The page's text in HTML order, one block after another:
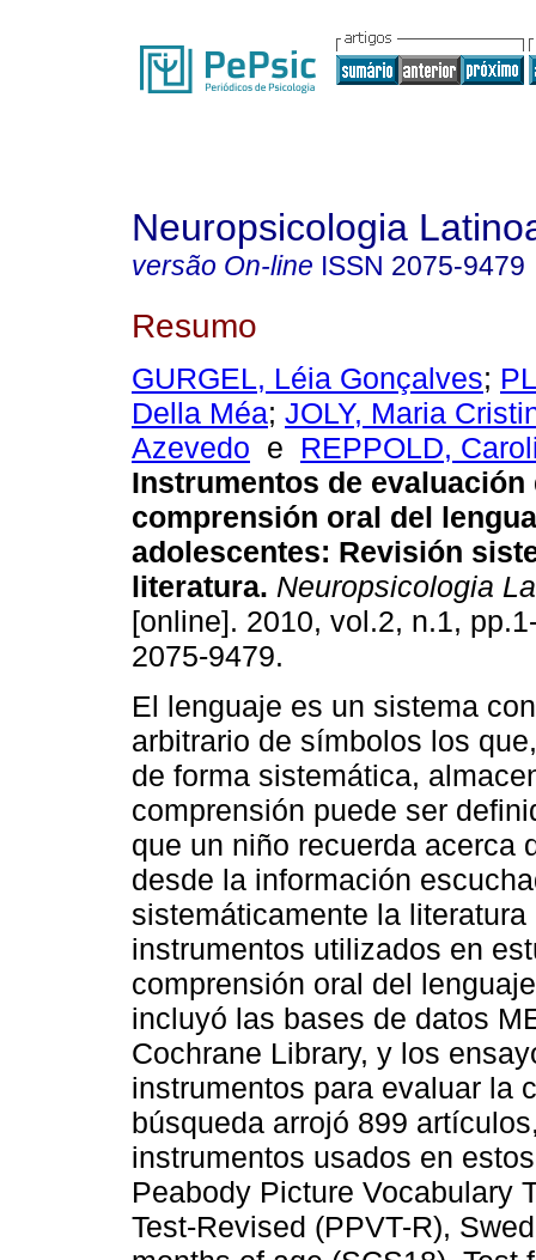
Neuropsicologia
versão On-line ISSN 2075-9479
Resumo
GURGEL, Léia Gonçalves;
Della Méa; JOLY, Maria
Azevedo e REPPOLD,
Instrumentos de evaluación
comprensión oral del
adolescentes: Revisión
literatura. Neuropsicologia
[online]. 2010, vol.2, n.1,
2075-9479.
El lenguaje es un sistema
arbitrario de símbolos los
de forma sistemática,
comprensión puede ser
que un niño recuerda acerca
desde la información
sistemáticamente la
instrumentos utilizados en
comprensión oral del
incluyó las bases de datos
Cochrane Library, y los
instrumentos para evaluar la
búsqueda arrojó 899
instrumentos usados en
Peabody Picture Vocabulary
Test-Revised (PPVT-R),